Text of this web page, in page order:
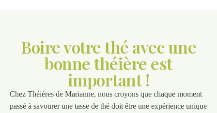
Boire votre thé avec une
bonne théière est
important !
Chez Théières de Marianne, nous croyons que chaque moment
passé à savourer une tasse de thé doit être une expérience unique